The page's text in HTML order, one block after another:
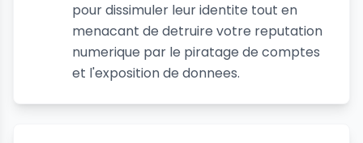
pour dissimuler leur identite tout en
menacant de detruire votre reputation
numerique par le piratage de comptes
et l'exposition de donnees.